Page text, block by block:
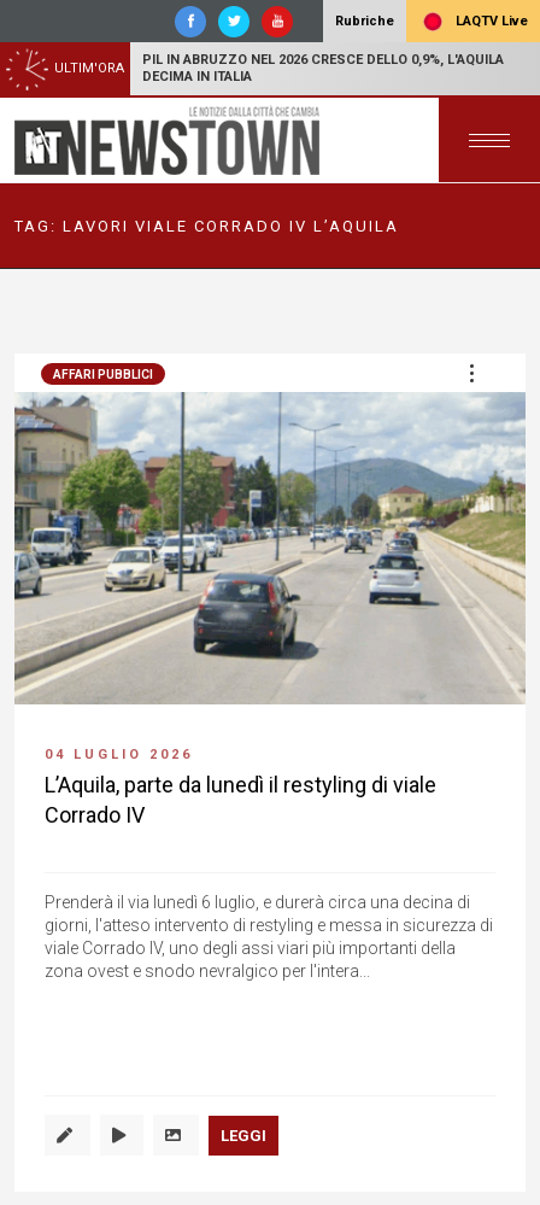
Rubriche LAQTV Live
ULTIM'ORA
PIL IN ABRUZZO NEL 2026 CRESCE DELLO 0,9%, L'AQUILA
DECIMA IN ITALIA
TAG: LAVORI VIALE CORRADO IV L’AQUILA
AFFARI PUBBLICI
04 LUGLIO 2026
L’Aquila, parte da lunedì il restyling di viale
Corrado IV
Prenderà il via lunedì 6 luglio, e durerà circa una decina di
giorni, l'atteso intervento di restyling e messa in sicurezza di
viale Corrado IV, uno degli assi viari più importanti della
zona ovest e snodo nevralgico per l'intera...
LEGGI